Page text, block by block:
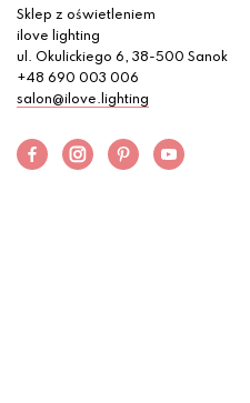
Sklep z oświetleniem
ilove lighting
ul. Okulickiego 6, 38-500 Sanok
+48 690 003 006
salon@ilove.lighting